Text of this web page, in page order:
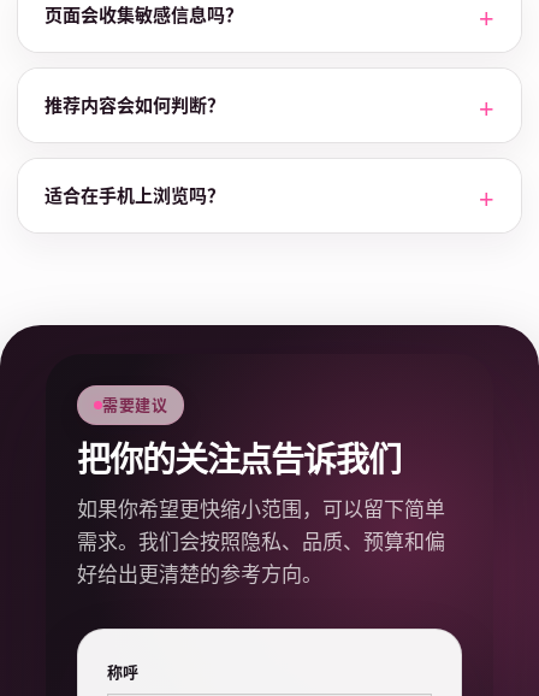
页面会收集敏感信息吗？
推荐内容会如何判断？
适合在手机上浏览吗？
需要建议
把你的关注点告诉我们
如果你希望更快缩小范围，可以留下简单
需求。我们会按照隐私、品质、预算和偏
好给出更清楚的参考方向。
称呼